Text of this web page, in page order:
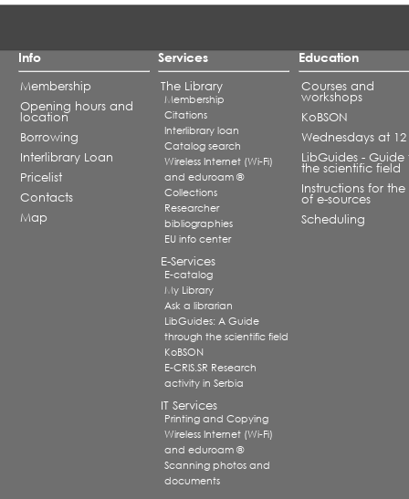
Info
Membership
Opening hours and
location
Borrowing
Interlibrary Loan
Pricelist
Contacts
Map
Services
The Library
Membership
Citations
Interlibrary loan
Catalog search
Wireless Internet (Wi-Fi)
and eduroam ®
Collections
Researcher
bibliographies
EU info center
E-Services
E-catalog
My Library
Ask a librarian
LibGuides: A Guide
through the scientific field
KoBSON
E-CRIS.SR Research
activity in Serbia
IT Services
Printing and Copying
Wireless Internet (Wi-Fi)
and eduroam ®
Scanning photos and
documents
Education
Courses and
workshops
KoBSON
Wednesdays at 12
LibGuides - Guide
the scientific field
Instructions for the
of e-sources
Scheduling